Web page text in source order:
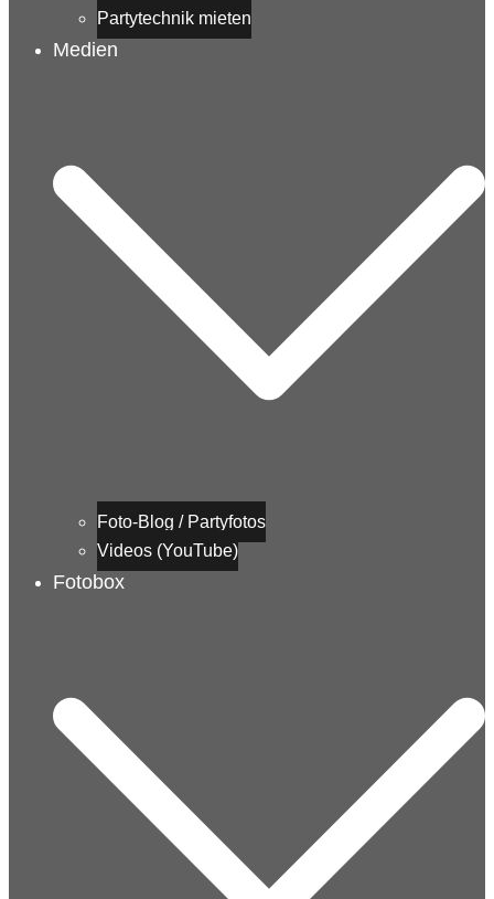
Partytechnik mieten
Medien
Foto-Blog / Partyfotos
Videos (YouTube)
Fotobox